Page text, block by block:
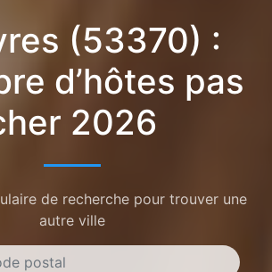
(53370) :
d’hôtes pas
2026
de recherche pour trouver une
autre ville